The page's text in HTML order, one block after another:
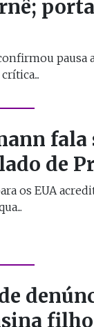
pausa
fala
de
os EUA